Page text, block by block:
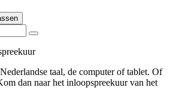
taal, de computer of tablet. Of
dan naar het inloopspreekuur van het